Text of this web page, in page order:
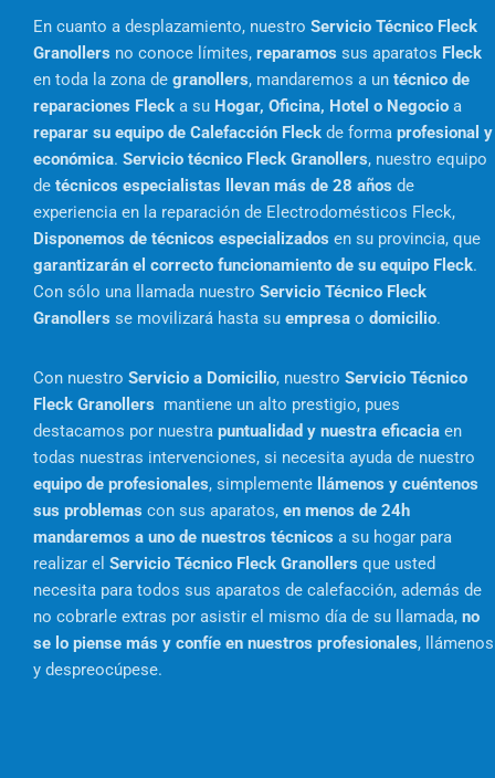
En cuanto a desplazamiento, nuestro Servicio Técnico Fleck
Granollers no conoce límites, reparamos sus aparatos Fleck
en toda la zona de granollers, mandaremos a un técnico de
reparaciones Fleck a su Hogar, Oficina, Hotel o Negocio a
reparar su equipo de Calefacción Fleck de forma profesional y
económica. Servicio técnico Fleck Granollers, nuestro equipo
de técnicos especialistas llevan más de 28 años de
experiencia en la reparación de Electrodomésticos Fleck,
Disponemos de técnicos especializados en su provincia, que
garantizarán el correcto funcionamiento de su equipo Fleck.
Con sólo una llamada nuestro Servicio Técnico Fleck
Granollers se movilizará hasta su empresa o domicilio.
Con nuestro Servicio a Domicilio, nuestro Servicio Técnico
Fleck Granollers mantiene un alto prestigio, pues
destacamos por nuestra puntualidad y nuestra eficacia en
todas nuestras intervenciones, si necesita ayuda de nuestro
equipo de profesionales, simplemente
llámenos y cuéntenos
sus problemas con sus aparatos, en menos de 24h
mandaremos a uno de nuestros técnicos a su hogar para
realizar el Servicio Técnico Fleck Granollers que usted
necesita para todos sus aparatos de calefacción, además de
no cobrarle extras por asistir el mismo día de su llamada, no
se lo piense más y confíe en nuestros profesionales, llámenos
y despreocúpese.